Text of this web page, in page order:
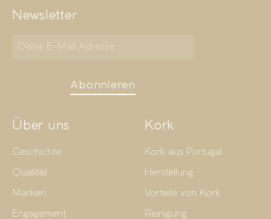
Newsletter
Abonnieren
Über uns
Geschichte
Qualität
Marken
Engagement
Kork
Kork aus Portugal
Herstellung
Vorteile von Kork
Reinigung